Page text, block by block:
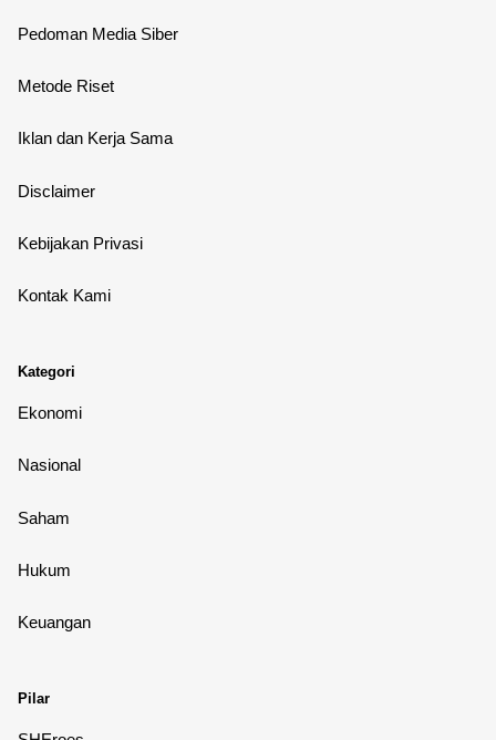
Pedoman Media Siber
Metode Riset
Iklan dan Kerja Sama
Disclaimer
Kebijakan Privasi
Kontak Kami
Kategori
Ekonomi
Nasional
Saham
Hukum
Keuangan
Pilar